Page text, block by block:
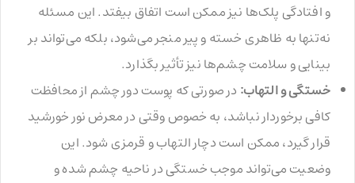
و افتادگی پلک‌ها نیز ممکن است اتفاق بیفتد. این مسئله
نه‌تنها به ظاهری خسته و پیر منجر می‌شود، بلکه می‌تواند بر
بینایی و سلامت چشم‌ها نیز تأثیر بگذارد.
خستگی و التهاب: در صورتی که پوست دور چشم از محافظت
کافی برخوردار نباشد، به خصوص وقتی در معرض نور خورشید
قرار گیرد، ممکن است دچار التهاب و قرمزی شود. این
وضعیت می‌تواند موجب خستگی در ناحیه چشم شده و